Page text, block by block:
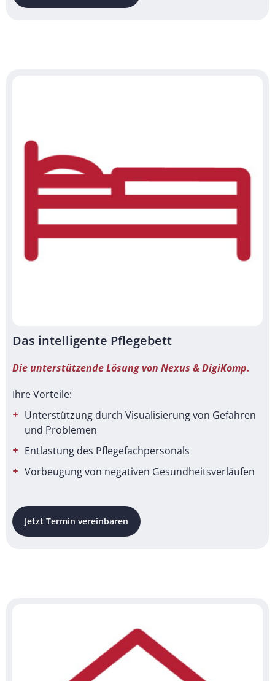
Das intelligente Pflegebett
Die unterstützende Lösung von Nexus & DigiKomp.
Ihre Vorteile:
Unterstützung durch Visualisierung von Gefahren
und Problemen
Entlastung des Pflegefachpersonals
Vorbeugung von negativen Gesundheitsverläufen
Jetzt Termin vereinbaren